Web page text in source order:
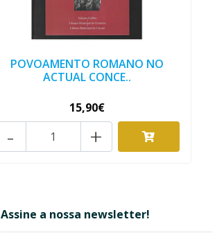
POVOAMENTO ROMANO NO
ACTUAL CONCE..
15,90€
+
-
Assine a nossa newsletter!